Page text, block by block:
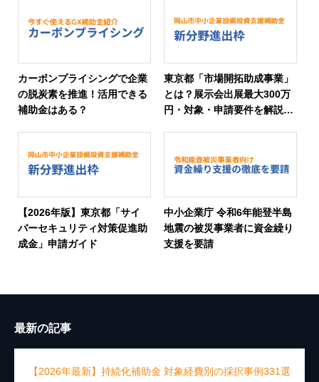
カーボンプライシングで企業
の脱炭素を推進！活用できる
補助金はある？
東京都「市場開拓助成事業」
とは？展示会出展最大300万
円・対象・申請要件を解説
【2026年版】東京都「サイ
バーセキュリティ対策促進助
成金」申請ガイド
中小企業庁 令和6年能登半島
地震の被災事業者に資金繰り
支援を要請
最新の記事
【2026年最新】持続化補助金 対象経費別の採択事例331選